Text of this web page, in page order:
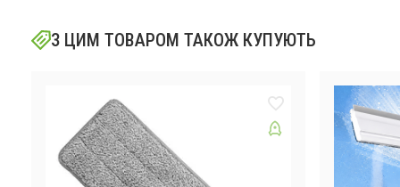
З ЦИМ ТОВАРОМ ТАКОЖ КУПУЮТЬ